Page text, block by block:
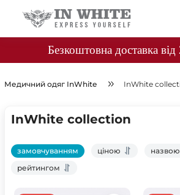
Безкоштовна доставка
Медичний одяг InWhite InWhite
InWhite collection
замовчуванням ціною
назвою
рейтингом